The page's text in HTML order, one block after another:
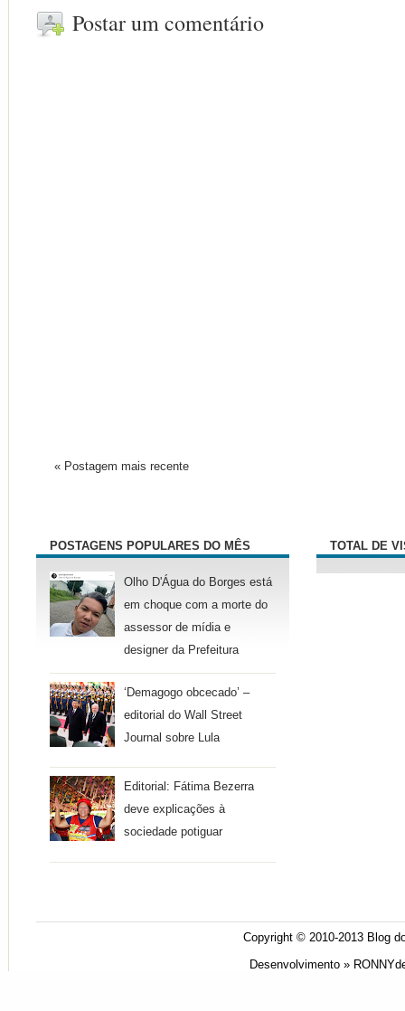
Postar um comentário
« Postagem mais recente
POSTAGENS POPULARES DO MÊS
Olho D'Água do Borges está
em choque com a morte do
assessor de mídia e
designer da Prefeitura
‘Demagogo obcecado’ –
editorial do Wall Street
Journal sobre Lula
Editorial: Fátima Bezerra
deve explicações à
sociedade potiguar
TOTAL DE
Copyright © 2010-2013 Blog
Desenvolvimento »